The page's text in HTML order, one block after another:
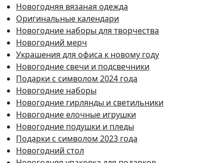
Новогодняя вязаная одежда
Оригинальные календари
Новогодние наборы для творчества
Новогодний мерч
Украшения для офиса к новому году
Новогодние свечи и подсвечники
Подарки с символом 2024 года
Новогодние наборы
Новогодние гирлянды и светильники
Новогодние елочные игрушки
Новогодние подушки и пледы
Подарки с символом 2023 года
Новогодний стол